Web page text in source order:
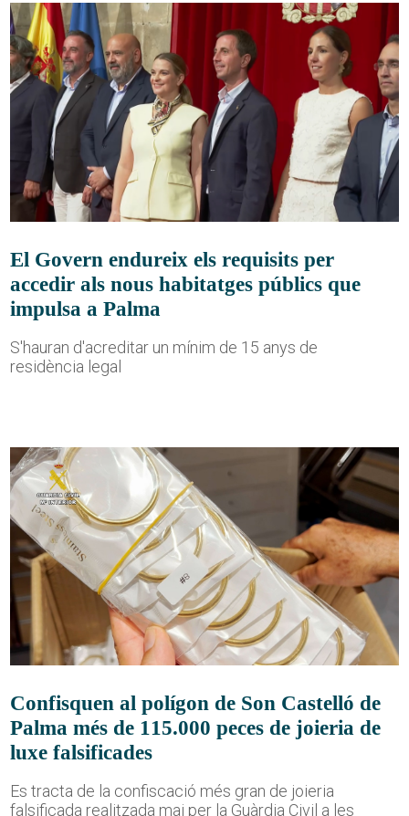
El Govern endureix els requisits per
accedir als nous habitatges públics que
impulsa a Palma
S'hauran d'acreditar un mínim de 15 anys de
residència legal
Confisquen al polígon de Son Castelló de
Palma més de 115.000 peces de joieria de
luxe falsificades
Es tracta de la confiscació més gran de joieria
falsificada realitzada mai per la Guàrdia Civil a les